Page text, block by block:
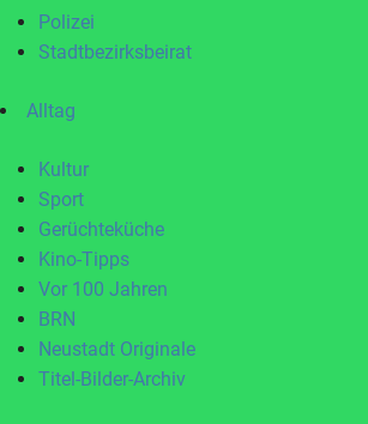
Polizei
Stadtbezirksbeirat
Alltag
Kultur
Sport
Gerüchteküche
Kino-Tipps
Vor 100 Jahren
BRN
Neustadt Originale
Titel-Bilder-Archiv